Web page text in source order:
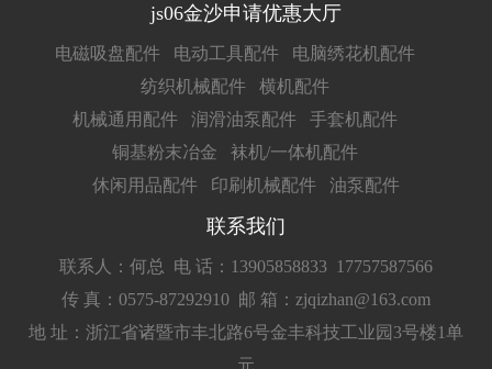
js06金沙申请优惠大厅
电磁吸盘配件 电动工具配件
电脑绣花机配件
纺织机械配件
横机配件
机械通用配件
润滑油泵配件
手套机配件
铜基粉末冶金
袜机/一体机配件
休闲用品配件
印刷机械配件 油泵配件
联系我们
联系人：何总
电 话：13905858833 17757587566
传 真：0575-87292910 邮 箱：zjqizhan@163.com
地 址：浙江省诸暨市丰北路6号金丰科技工业园3号楼1单
元